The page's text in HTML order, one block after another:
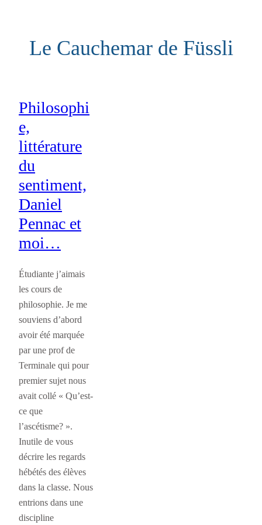
contenuLe Cauchemar de Füssli
Philosophi
e,
littérature
du
sentiment,
Daniel
Pennac et
moi…
Étudiante j’aimais
les cours de
philosophie. Je me
souviens d’abord
avoir été marquée
par une prof de
Terminale qui pour
premier sujet nous
avait collé « Qu’est-
ce que
l’ascétisme? ».
Inutile de vous
décrire les regards
hébétés des élèves
dans la classe. Nous
entrions dans une
discipline